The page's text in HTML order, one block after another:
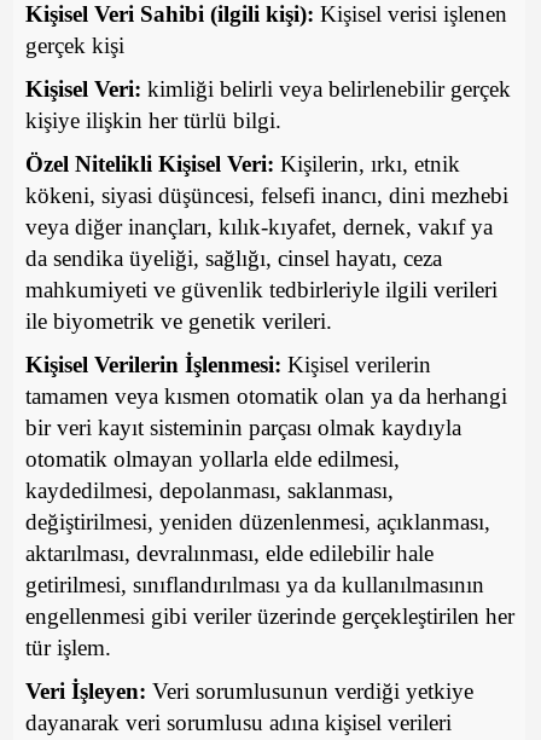
Kişisel Veri Sahibi (ilgili kişi): Kişisel verisi işlenen
gerçek kişi
Kişisel Veri: kimliği belirli veya belirlenebilir gerçek
kişiye ilişkin her türlü bilgi.
Özel Nitelikli Kişisel Veri: Kişilerin, ırkı, etnik
kökeni, siyasi düşüncesi, felsefi inancı, dini mezhebi
veya diğer inançları, kılık-kıyafet, dernek, vakıf ya
da sendika üyeliği, sağlığı, cinsel hayatı, ceza
mahkumiyeti ve güvenlik tedbirleriyle ilgili verileri
ile biyometrik ve genetik verileri.
Kişisel Verilerin İşlenmesi: Kişisel verilerin
tamamen veya kısmen otomatik olan ya da herhangi
bir veri kayıt sisteminin parçası olmak kaydıyla
otomatik olmayan yollarla elde edilmesi,
kaydedilmesi, depolanması, saklanması,
değiştirilmesi, yeniden düzenlenmesi, açıklanması,
aktarılması, devralınması, elde edilebilir hale
getirilmesi, sınıflandırılması ya da kullanılmasının
engellenmesi gibi veriler üzerinde gerçekleştirilen her
tür işlem.
Veri İşleyen: Veri sorumlusunun verdiği yetkiye
dayanarak veri sorumlusu adına kişisel verileri